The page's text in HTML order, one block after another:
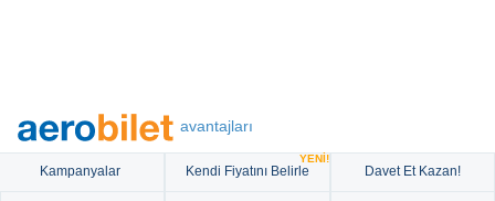
avantajları
Kampanyalar Kendi Fiyatını Belirle
YENİ!
Davet Et Kazan!